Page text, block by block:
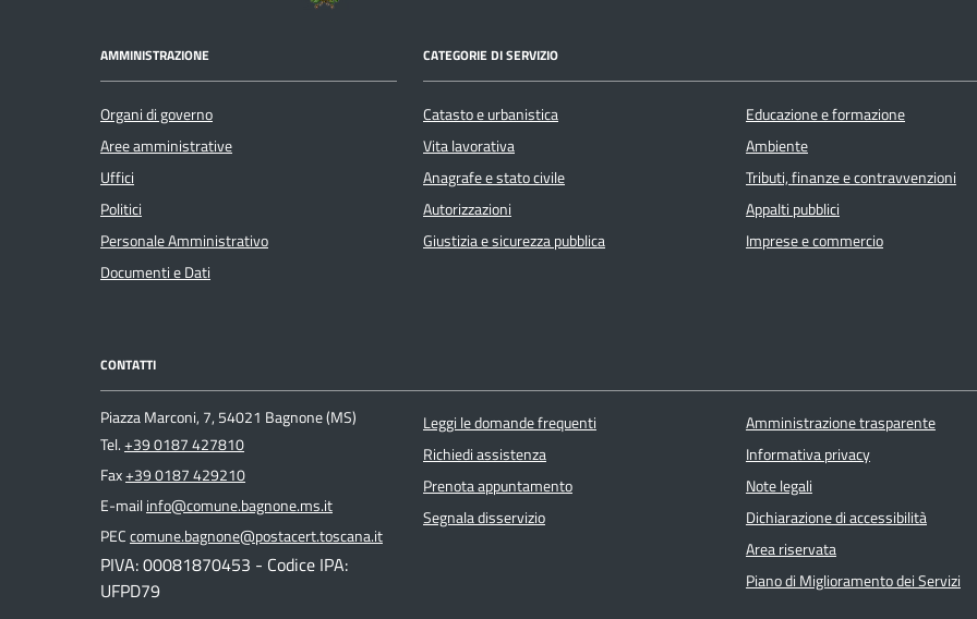
AMMINISTRAZIONE
Organi di governo
Aree amministrative
Uffici
Politici
Personale Amministrativo
Documenti e Dati
CATEGORIE DI SERVIZIO
Catasto e urbanistica
Vita lavorativa
Anagrafe e stato civile
Autorizzazioni
Giustizia e sicurezza pubblica
Educazione e formazione
Ambiente
Tributi, finanze e contravvenzioni
Appalti pubblici
Imprese e commercio
CONTATTI
Piazza Marconi, 7, 54021 Bagnone (MS)
Tel.+39 0187 427810
Fax+39 0187 429210
E-mailinfo@comune.bagnone.ms.it
PECcomune.bagnone@postacert.toscana.it
PIVA: 00081870453 - Codice IPA:
UFPD79
Leggi le domande frequenti
Richiedi assistenza
Prenota appuntamento
Segnala disservizio
Amministrazione trasparente
Informativa privacy
Note legali
Dichiarazione di accessibilità
Area riservata
Piano di Miglioramento dei Servizi